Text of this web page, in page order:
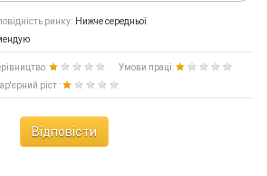
ринку: Нижче середньої
Умови праці:
ріст :
Відповісти